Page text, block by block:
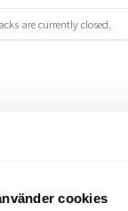
cookies
are currently closed.